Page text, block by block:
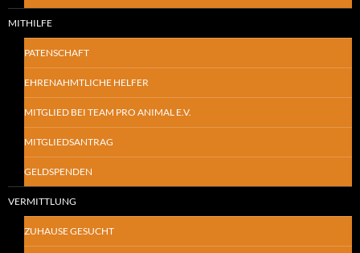
MITHILFE
PATENSCHAFT
EHRENAHMTLICHE HELFER
MITGLIED BEI TEAM PRO ANIMAL E.V.
MITGLIEDSANTRAG
GELDSPENDEN
VERMITTLUNG
ZUHAUSE GESUCHT